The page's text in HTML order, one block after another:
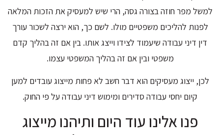
למשל מפר חוזה בצורה גסה, הרי שיש למעסיק את הזכות המלאה
לפנות להליכים משפטיים מולו. לשם כך, הוא ירצה לשכור עורך
דין דיני עבודה שיעמוד לצידו וייצג אותו. בין אם זה בהליך קדם
משפטי ובין אם זה בהליך המשפטי עצמו.
לכן, ייצוג מעסיקים הוא דבר חשב לא פחות מייצוג עובדים למען
קיום יחסי עבודה סדירים ומימוש דיני עבודה על פי החוק.
פנו אלינו עוד היום ותיהנו מייצוג